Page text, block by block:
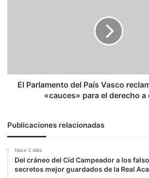
«cauces»
para
decidir
El Parlamento del País Vasco
«cauces» para el derecho a
Publicaciones relacionadas
Hace 2 días
Del cráneo del Cid Campeador a los
secretos mejor guardados de la Real